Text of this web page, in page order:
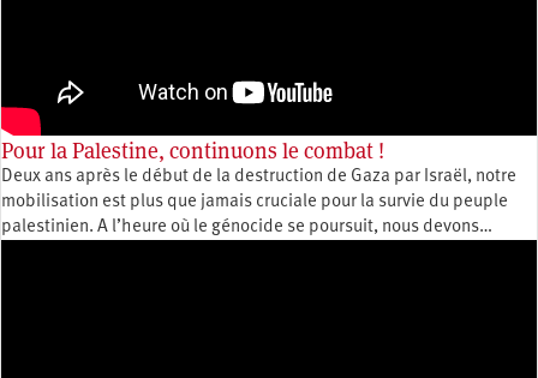
Pour la Palestine, continuons le combat !
Deux ans après le début de la destruction de Gaza par Israël, notre
mobilisation est plus que jamais cruciale pour la survie du peuple
palestinien. A l’heure où le génocide se poursuit, nous devons…